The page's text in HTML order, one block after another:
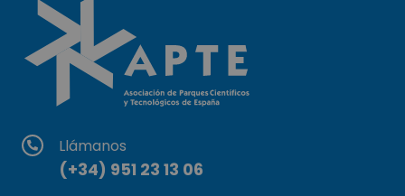
Llámanos
(+34) 951 23 13 06